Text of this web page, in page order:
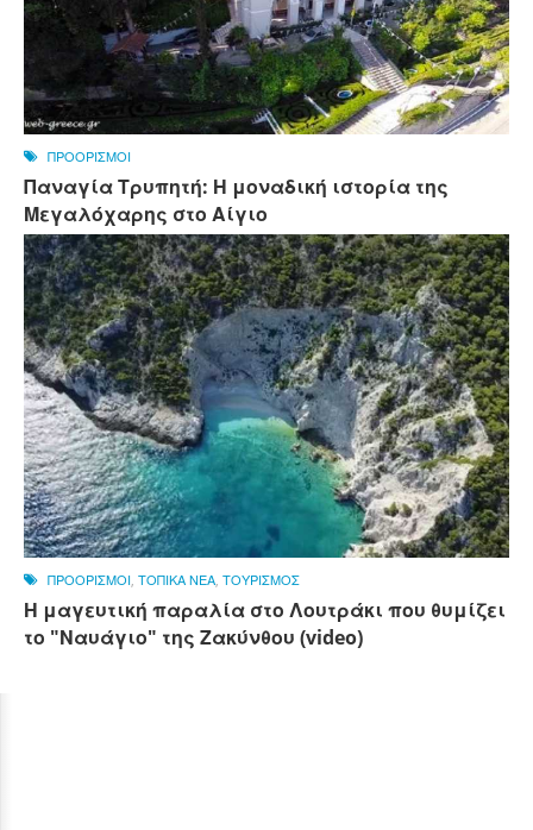
ΠΡΟΟΡΙΣΜΟΙ
Παναγία Τρυπητή: Η μοναδική ιστορία της
Μεγαλόχαρης στο Αίγιο
ΠΡΟΟΡΙΣΜΟΙ ΤΟΠΙΚΑ ΝΕΑ ΤΟΥΡΙΣΜΟΣ
Η μαγευτική παραλία στο Λουτράκι που θυμίζει
το "Ναυάγιο" της Ζακύνθου (video)